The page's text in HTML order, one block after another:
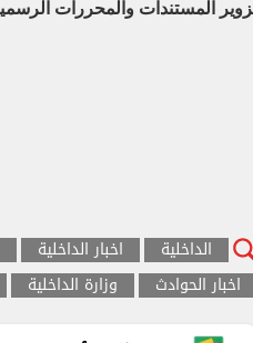
المستندات والمحررات
الداخلية اخبار الداخلية
اخبار الحوادث
وزارة الداخلية